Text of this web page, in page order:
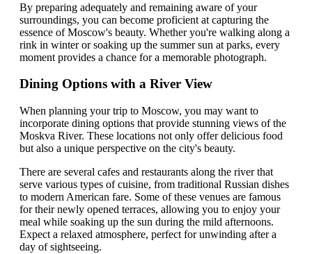
By preparing adequately and remaining aware of your
surroundings, you can become proficient at capturing the
essence of Moscow's beauty. Whether you're walking along a
rink in winter or soaking up the summer sun at parks, every
moment provides a chance for a memorable photograph.
Dining Options with a River View
When planning your trip to Moscow, you may want to
incorporate dining options that provide stunning views of the
Moskva River. These locations not only offer delicious food
but also a unique perspective on the city's beauty.
There are several cafes and restaurants along the river that
serve various types of cuisine, from traditional Russian dishes
to modern American fare. Some of these venues are famous
for their newly opened terraces, allowing you to enjoy your
meal while soaking up the sun during the mild afternoons.
Expect a relaxed atmosphere, perfect for unwinding after a
day of sightseeing.